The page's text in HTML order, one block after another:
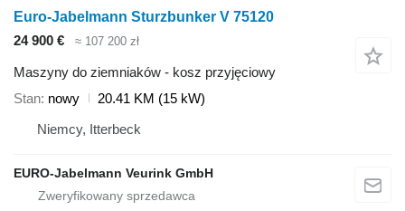
Euro-Jabelmann Sturzbunker V 75120
24 900 €
≈ 107 200 zł
Maszyny do ziemniaków - kosz przyjęciowy
Stan nowy
20.41 KM (15 kW)
Niemcy, Itterbeck
EURO-Jabelmann Veurink GmbH